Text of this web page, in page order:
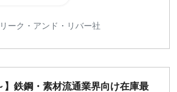
ーク・アンド・リバー社
】鉄鋼・素材流通業界向け在庫最